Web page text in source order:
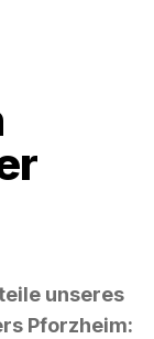
unseres
Pforzheim: